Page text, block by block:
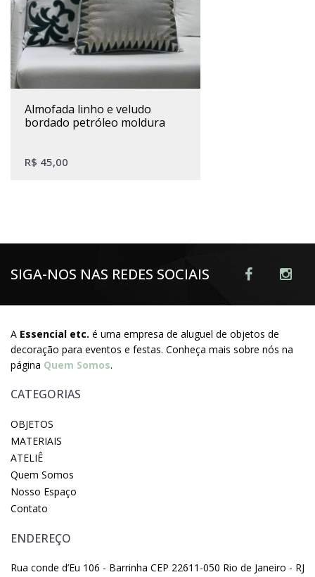
almofada linho e veludo
bordado petróleo moldura
R$ 45,00
SIGA-NOS NAS REDES SOCIAIS
A Essencial etc. é uma empresa de aluguel de objetos de
decoração para eventos e festas. Conheça mais sobre nós na
página Quem Somos.
CATEGORIAS
OBJETOS
MATERIAIS
ATELIÊ
Quem Somos
Nosso Espaço
Contato
ENDEREÇO
Rua conde d’Eu 106 - Barrinha CEP 22611-050 Rio de Janeiro - RJ